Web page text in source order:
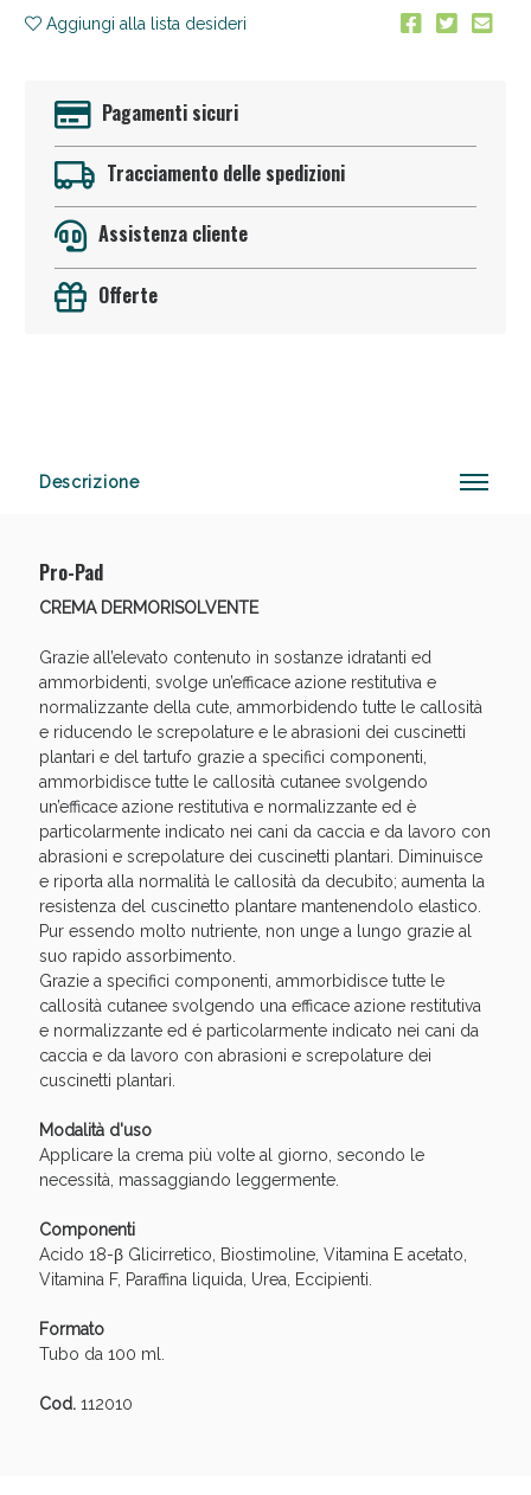
Aggiungi alla lista desideri
Pagamenti sicuri
Tracciamento delle spedizioni
Assistenza cliente
Offerte
Descrizione
Pro-Pad
CREMA DERMORISOLVENTE
Grazie all’elevato contenuto in sostanze idratanti ed
ammorbidenti, svolge un’efficace azione restitutiva e
normalizzante della cute, ammorbidendo tutte le callosità
e riducendo le screpolature e le abrasioni dei cuscinetti
plantari e del tartufo grazie a specifici componenti,
ammorbidisce tutte le callosità cutanee svolgendo
un’efficace azione restitutiva e normalizzante ed è
particolarmente indicato nei cani da caccia e da lavoro con
abrasioni e screpolature dei cuscinetti plantari. Diminuisce
e riporta alla normalità le callosità da decubito; aumenta la
resistenza del cuscinetto plantare mantenendolo elastico.
Pur essendo molto nutriente, non unge a lungo grazie al
suo rapido assorbimento.
Grazie a specifici componenti, ammorbidisce tutte le
callosità cutanee svolgendo una efficace azione restitutiva
e normalizzante ed é particolarmente indicato nei cani da
caccia e da lavoro con abrasioni e screpolature dei
cuscinetti plantari.
Modalità d'uso
Applicare la crema più volte al giorno, secondo le
necessità, massaggiando leggermente.
Componenti
Acido 18-β Glicirretico, Biostimoline, Vitamina E acetato,
Vitamina F, Paraffina liquida, Urea, Eccipienti.
Formato
Tubo da 100 ml.
Cod.112010
Anticellulite e Fanghi: Sconto fino al 40% valido
oggi!
Vie Urinarie e Prostata: Sconti fino al 45% oggi!